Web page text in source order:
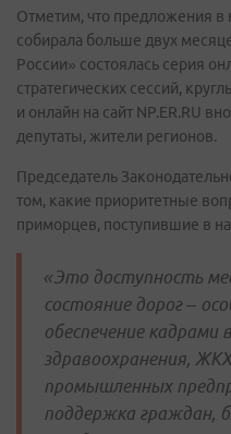
Отметим, что предложения в
собирала больше двух
России» состоялась серия
стратегических сессий,
и онлайн на сайт NP.ER.RU
депутаты, жители регионов.
Председатель
том, какие приоритетные
приморцев, поступившие в
«Это доступность
состояние дорог –
обеспечение кадрами
здравоохранения,
промышленных
поддержка граждан,